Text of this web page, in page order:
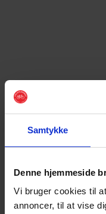
Samtykke
Denne hjemmeside
Vi bruger cookies til
annoncer, til at vise